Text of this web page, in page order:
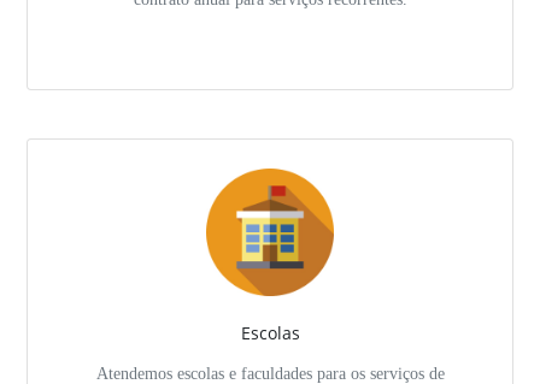
Escolas
Atendemos escolas e faculdades para os serviços de